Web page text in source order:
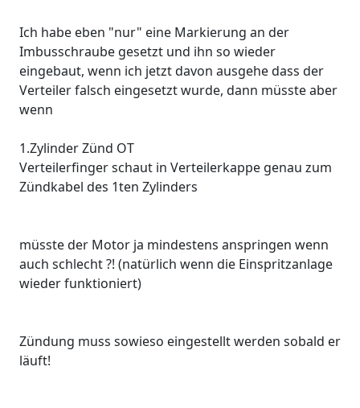
Ich habe eben "nur" eine Markierung an der
Imbusschraube gesetzt und ihn so wieder
eingebaut, wenn ich jetzt davon ausgehe dass der
Verteiler falsch eingesetzt wurde, dann müsste aber
wenn
1.Zylinder Zünd OT
Verteilerfinger schaut in Verteilerkappe genau zum
Zündkabel des 1ten Zylinders
müsste der Motor ja mindestens anspringen wenn
auch schlecht ?! (natürlich wenn die Einspritzanlage
wieder funktioniert)
Zündung muss sowieso eingestellt werden sobald er
läuft!